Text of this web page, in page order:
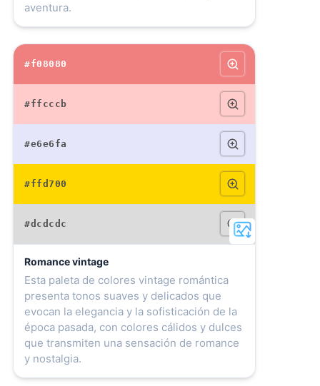
aventura.
#f08080
#ffcccb
#e6e6fa
#ffd700
#dcdcdc
Romance vintage
Esta paleta de colores vintage romántica
presenta tonos suaves y delicados que
evocan la elegancia y la sofisticación de la
época pasada, con colores cálidos y dulces
que transmiten una sensación de romance
y nostalgia.